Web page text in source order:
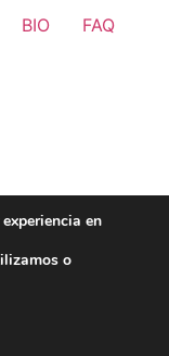
BIO FAQ
en
o